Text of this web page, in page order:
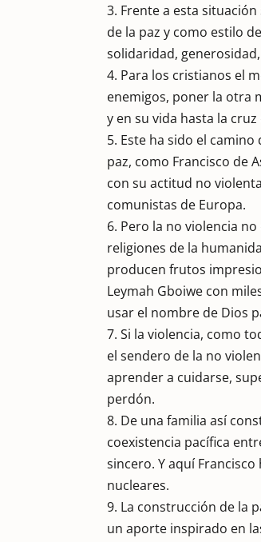
3. Frente a esta
de la paz y como estilo
solidaridad,
4. Para los cristianos el
enemigos, poner la otra
y en su vida hasta la
5. Este ha sido el
paz, como Francisco de
con su actitud no
comunistas de Europa.
6. Pero la no violencia
religiones de la
producen frutos
Leymah Gboiwe con
usar el nombre de Dios
7. Si la violencia, como
el sendero de la no
aprender a cuidarse,
perdón.
8. De una familia así
coexistencia pacífica
sincero. Y aquí
nucleares.
9. La construcción de la
un aporte inspirado en